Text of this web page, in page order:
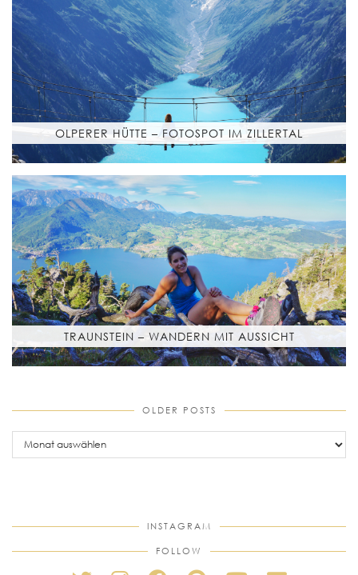
OLPERER HÜTTE – FOTOSPOT IM ZILLERTAL
TRAUNSTEIN – WANDERN MIT AUSSICHT
OLDER POSTS
older
posts
INSTAGRAM
FOLLOW